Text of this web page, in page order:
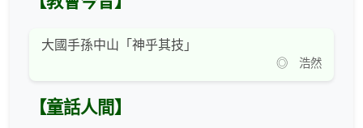
大國手孫中山「神乎其技」
◎ 浩然
【童話人間】